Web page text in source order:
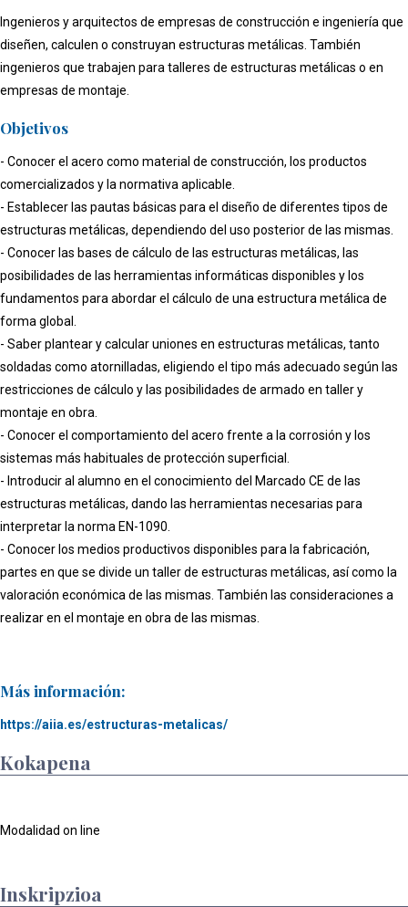
Ingenieros y arquitectos de empresas de construcción e ingeniería que
diseñen, calculen o construyan estructuras metálicas. También
ingenieros que trabajen para talleres de estructuras metálicas o en
empresas de montaje.
Objetivos
- Conocer el acero como material de construcción, los productos
comercializados y la normativa aplicable.
- Establecer las pautas básicas para el diseño de diferentes tipos de
estructuras metálicas, dependiendo del uso posterior de las mismas.
- Conocer las bases de cálculo de las estructuras metálicas, las
posibilidades de las herramientas informáticas disponibles y los
fundamentos para abordar el cálculo de una estructura metálica de
forma global.
- Saber plantear y calcular uniones en estructuras metálicas, tanto
soldadas como atornilladas, eligiendo el tipo más adecuado según las
restricciones de cálculo y las posibilidades de armado en taller y
montaje en obra.
- Conocer el comportamiento del acero frente a la corrosión y los
sistemas más habituales de protección superficial.
- Introducir al alumno en el conocimiento del Marcado CE de las
estructuras metálicas, dando las herramientas necesarias para
interpretar la norma EN-1090.
- Conocer los medios productivos disponibles para la fabricación,
partes en que se divide un taller de estructuras metálicas, así como la
valoración económica de las mismas. También las consideraciones a
realizar en el montaje en obra de las mismas.
Más información:
https://aiia.es/estructuras-metalicas/
Kokapena
Modalidad on line
Inskripzioa